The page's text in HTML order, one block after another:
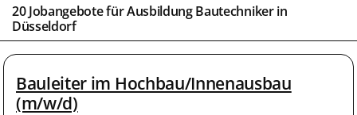
20 Jobangebote fürAusbildung Bautechnikerin
Düsseldorf
Bauleiter im Hochbau/Innenausbau
(m/w/d)